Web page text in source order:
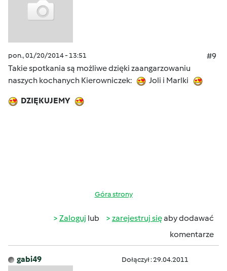
pon., 01/20/2014 - 13:51
#9
Takie spotkania są możliwe dzięki zaangarzowaniu
naszych kochanych Kierowniczek:
Joli i Marlki
DZIĘKUJEMY
Góra strony
Zaloguj lub zarejestruj sięaby dodawać
komentarze
gabi49 Dołączył : 29.04.2011